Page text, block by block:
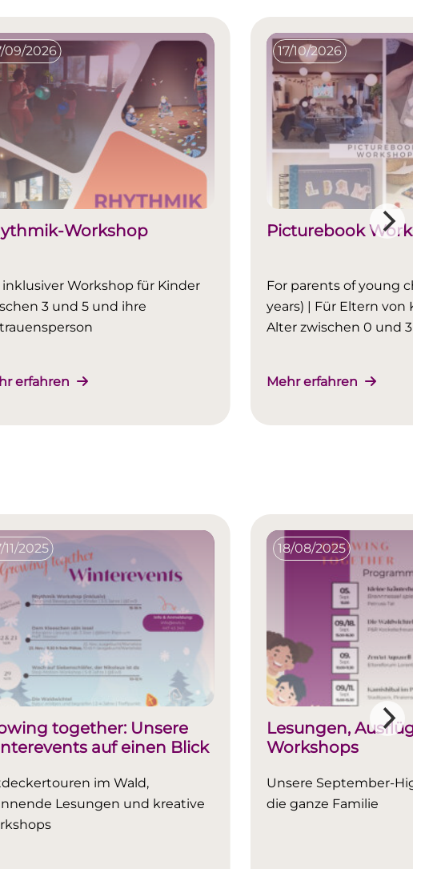
09/2026
Workshop
inklusiver Workshop für Kinder
3 und 5 und ihre
erfahren
17/10/2026
Picturebook
For parents of young
years) | Für Eltern von
Alter zwischen 0 und 3
Mehr erfahren
11/2025
together: Unsere
auf einen Blick
im Wald,
Lesungen und kreative
18/08/2025
Lesungen, Ausflüge,
Workshops
Unsere September-
die ganze Familie